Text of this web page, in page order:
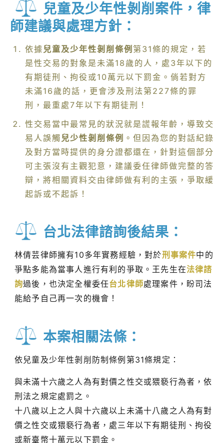
兒童及少年性剝削案件，律
師建議與處理方針：
依據 兒童及少年性剝削條例 第31條的規定，若
是性交易的對象是未滿18歲的人，處3年以下的
有期徒刑、拘役或10萬元以下罰金。倘若對方
未滿16歲的話，更會涉及刑法第227條的罪
刑，最重處7年以下有期徒刑！
性交易當中最常見的狀況就是謊報年齡，導致交
易人誤觸 兒少性剝削條例 。但因為您的對話紀錄
及對方當時提供的身分證都還在，針對這個部分
可主張沒有主觀犯意，建議委任律師做完整的答
辯，將相關資料交由律師做有利的主張，爭取緩
起訴或不起訴！
台北法律諮詢後結果：
林倩芸律師擁有10多年實務經驗，對於刑事案件中的
爭點多能為當事人進行有利的爭取。王先生在法律諮
詢過後，也決定全權委任台北律師處理案件，盼司法
能給予自己再一次的機會！
本案相關法條：
依兒童及少年性剝削防制條例第31條規定：
與未滿十六歲之人為有對價之性交或猥褻行為者，依
刑法之規定處罰之。
十八歲以上之人與十六歲以上未滿十八歲之人為有對
價之性交或猥褻行為者，處三年以下有期徒刑、拘役
或新臺幣十萬元以下罰金。